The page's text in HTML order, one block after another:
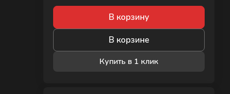
В корзину
В корзине
Купить в 1 клик